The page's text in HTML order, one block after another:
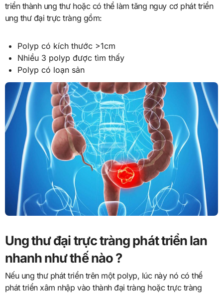
triển thành ung thư hoặc có thể làm tăng nguy cơ phát triển
ung thư đại trực tràng gồm:
Polyp có kích thước >1cm
Nhiều 3 polyp được tìm thấy
Polyp có loạn sản
Ung thư đại trực tràng phát triển lan
nhanh như thế nào ?
Nếu ung thư phát triển trên một polyp, lúc này nó có thể
phát triển xâm nhập vào thành đại tràng hoặc trực tràng